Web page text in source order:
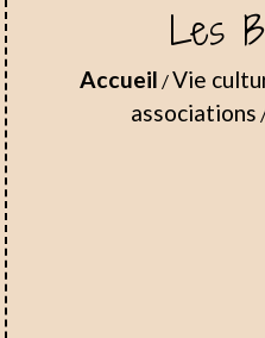
Les
Accueil /Vie
associations